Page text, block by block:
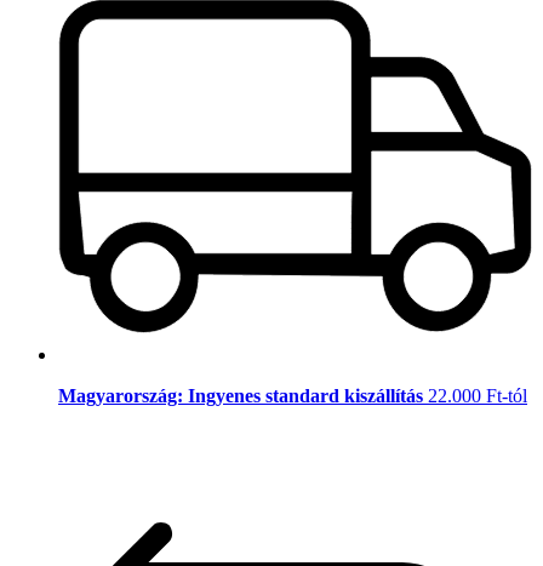
Magyarország: Ingyenes standard kiszállítás 22.000 Ft-tól